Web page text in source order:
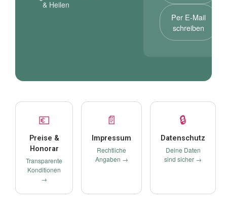
& Heilen
Per E-Mail
schreiben
💶
Preise &
Honorar
Transparente
Konditionen
→
📄
Impressum
Rechtliche
Angaben →
🔒
Datenschutz
Deine Daten
sind sicher →